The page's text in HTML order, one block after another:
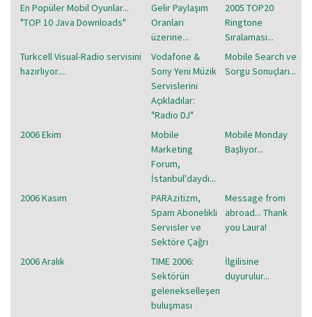
En Popüler Mobil Oyunlar...
"TOP 10 Java Downloads"
Gelir Paylaşım
Oranları
üzerine...
2005 TOP20
Ringtone
Sıralaması...
Turkcell Visual-Radio servisini
hazırlıyor....
Vodafone &
Sony Yeni Müzik
Servislerini
Açıkladılar:
"Radio DJ"
Mobile Search ve
Sorgu Sonuçları...
2006 Ekim
Mobile
Marketing
Forum,
İstanbul'daydı...
Mobile Monday
Başlıyor...
2006 Kasım
PARAzitizm,
Spam Abonelikli
Servisler ve
Sektöre Çağrı
Message from
abroad... Thank
you Laura!
2006 Aralık
TIME 2006:
Sektörün
gelenekselleşen
buluşması
İlgilisine
duyurulur...